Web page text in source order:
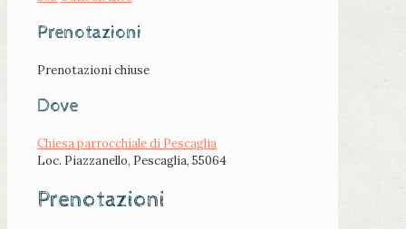
Prenotazioni
Prenotazioni chiuse
Dove
Chiesa parrocchiale di Pescaglia
Loc. Piazzanello, Pescaglia, 55064
Prenotazioni